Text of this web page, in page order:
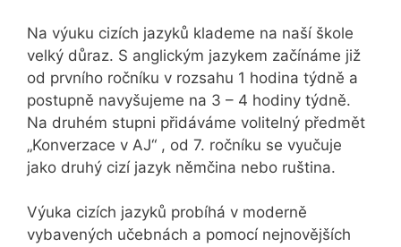
Na výuku cizích jazyků klademe na naší škole
velký důraz. S anglickým jazykem začínáme již
od prvního ročníku v rozsahu 1 hodina týdně a
postupně navyšujeme na 3 – 4 hodiny týdně.
Na druhém stupni přidáváme volitelný předmět
„Konverzace v AJ“ , od 7. ročníku se vyučuje
jako druhý cizí jazyk němčina nebo ruština.
Výuka cizích jazyků probíhá v moderně
vybavených učebnách a pomocí nejnovějších